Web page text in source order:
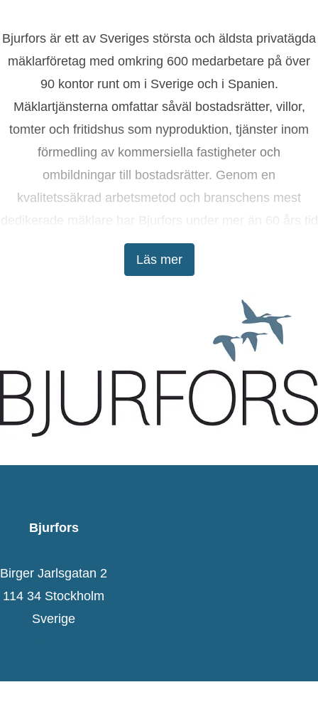
Läs mer
Bjurfors är ett av Sveriges största och äldsta privatägda
mäklarföretag med omkring 600 medarbetare på över
90 kontor runt om i Sverige och i Spanien.
Mäklartjänsterna omfattar såväl bostadsrätter, villor,
tomter och fritidshus som nyproduktion, tjänster inom
förmedling av kommersiella fastigheter och
ombildningar till bostadsrätter. Genom en
kvalitetssäkrad arbetsmetod och branschens mest
tagit kunderna till lyckade bostadsaffärer.
Bjurfors
Birger Jarlsgatan 2
114 34 Stockholm
Sverige